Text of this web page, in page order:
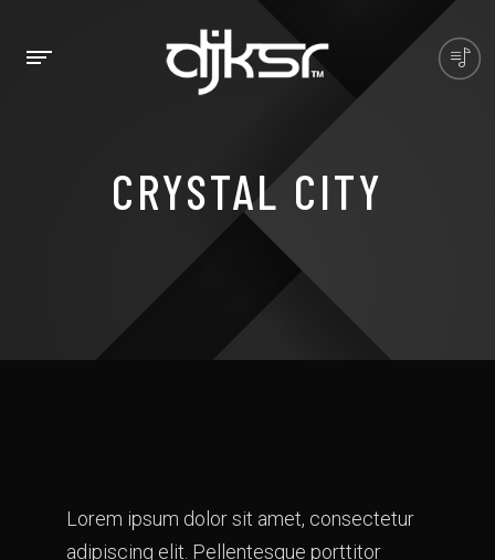
CRYSTAL CITY
Lorem ipsum dolor sit amet, consectetur
adipiscing elit. Pellentesque porttitor